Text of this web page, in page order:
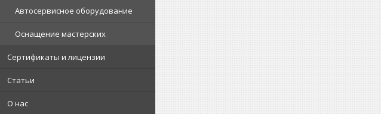
Автосервисное оборудование
Оснащение мастерских
Сертификаты и лицензии
Статьи
О нас